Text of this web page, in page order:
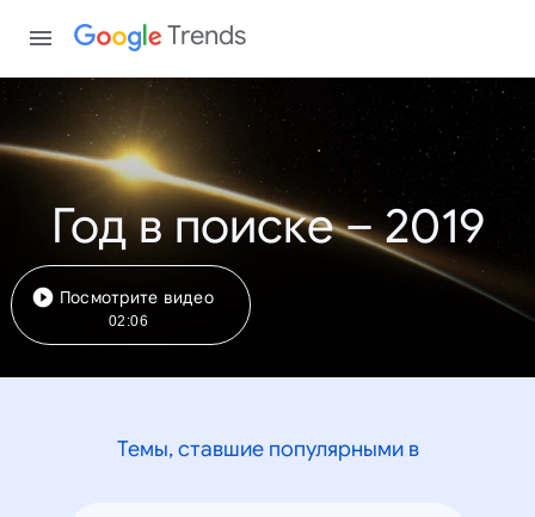
Trends
Год в поиске – 2019
Посмотрите видео
02:06
Темы, ставшие популярными в